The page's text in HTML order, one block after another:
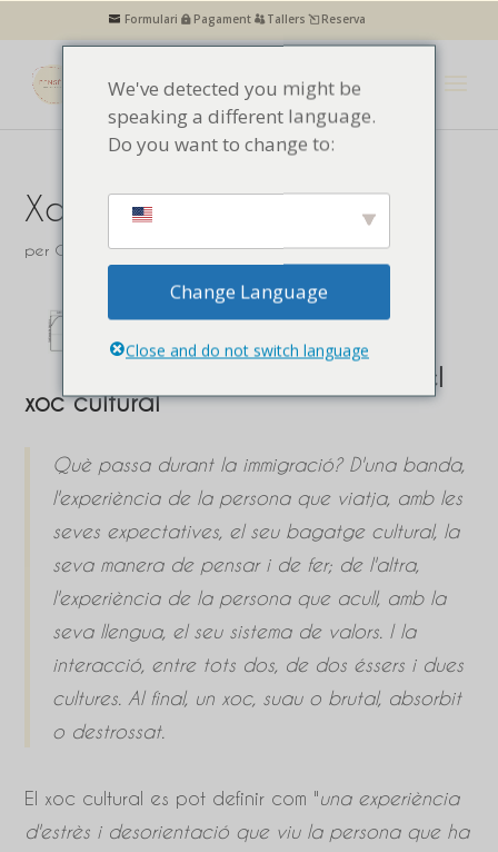
Formulari Pagament Tallers Reserva
Xoc cultural - Part 1
per Centre de pensament|Psicologia
Xoc cultural
Part 1: Experimentant el
xoc cultural
Què passa durant la immigració? D'una banda,
l'experiència de la persona que viatja, amb les
seves expectatives, el seu bagatge cultural, la
seva manera de pensar i de fer; de l'altra,
l'experiència de la persona que acull, amb la
seva llengua, el seu sistema de valors. I la
interacció, entre tots dos, de dos éssers i dues
cultures. Al final, un xoc, suau o brutal, absorbit
o destrossat.
El xoc cultural es pot definir com "una experiència
d'estrès i desorientació que viu la persona que ha
We've detected you might be
speaking a different language.
Do you want to change to:
Change Language
Close and do not switch language